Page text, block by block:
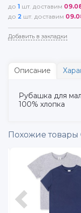
до 1 шт. доставим
до 2 шт. доставим
Добавить в закладки
Описание
Рубашка для
100% хлопка
Похожие товары